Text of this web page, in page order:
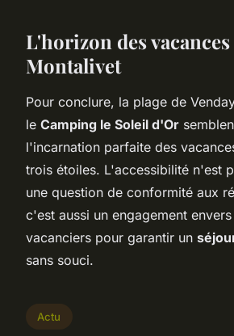
L'horizon des vacances
Montalivet
Pour conclure, la plage de
le Camping le Soleil d'Or
l'incarnation parfaite des
trois étoiles. L'accessibilité n'est
une question de conformité aux
c'est aussi un engagement
vacanciers pour garantir un
sans souci.
Actu